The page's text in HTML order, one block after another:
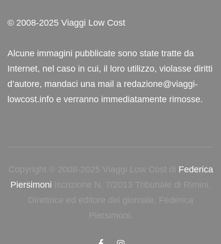
© 2008-2025 Viaggi Low Cost
Alcune immagini pubblicate sono state tratte da
Internet, nel caso in cui, il loro utilizzo, violasse diritti
d’autore, mandaci una mail a redazione@viaggi-
lowcost.info e verranno immediatamente rimosse.
Copyright © 2008-2025 Viaggi Low Cost di Federica
Piersimoni Iscrizione N. 7/2013 Tribunale di Rimini.
Direttrice ed editore del giornale, Federica
Piersimoni.